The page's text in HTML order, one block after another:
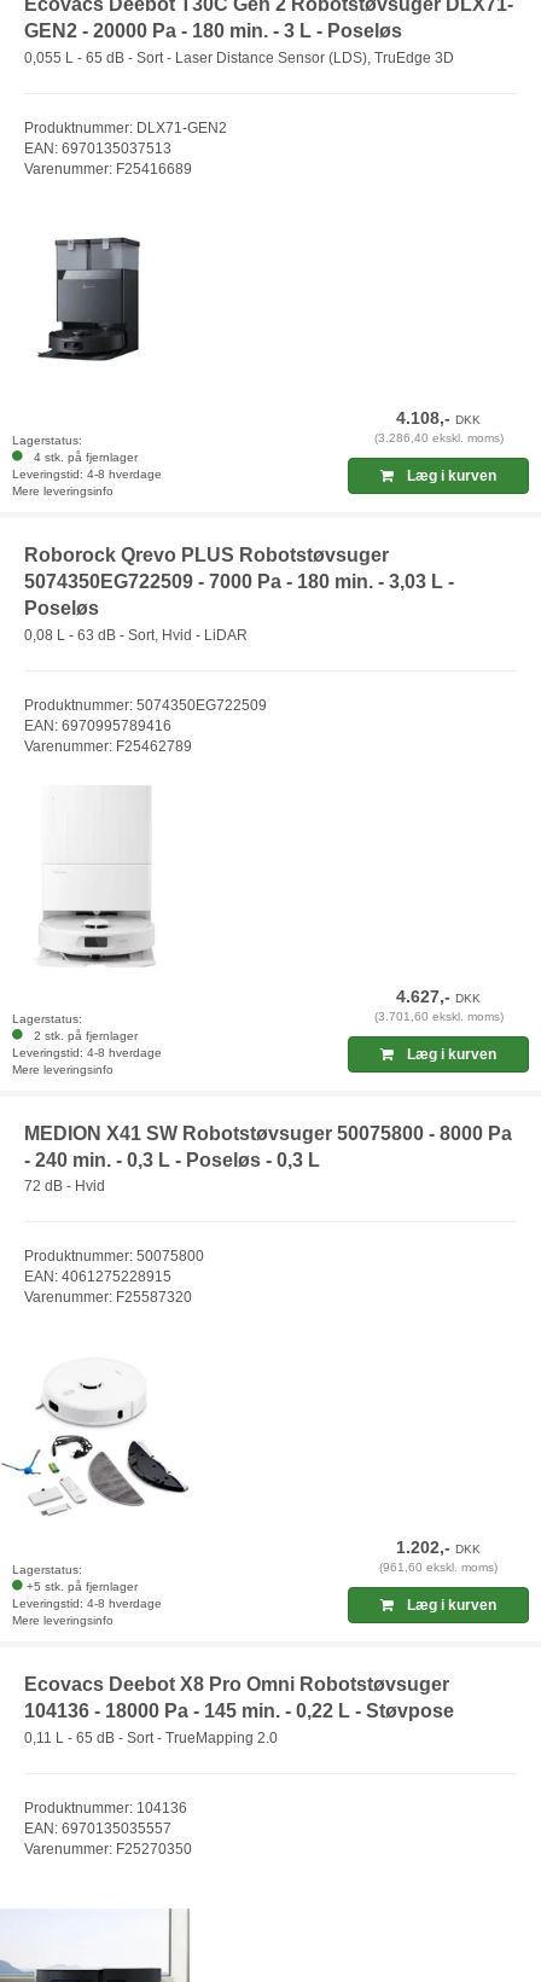
Ecovacs Deebot T30C Gen 2 Robotstøvsuger DLX71-
GEN2 - 20000 Pa - 180 min. - 3 L - Poseløs
0,055 L - 65 dB - Sort - Laser Distance Sensor (LDS), TruEdge 3D
Produktnummer: DLX71-GEN2
EAN: 6970135037513
Varenummer: F25416689
Lagerstatus:
4 stk. på fjernlager
Leveringstid: 4-8 hverdage
Mere leveringsinfo
4.108,-DKK
(3.286,40 ekskl. moms)
Læg i kurven
Roborock Qrevo PLUS Robotstøvsuger
5074350EG722509 - 7000 Pa - 180 min. - 3,03 L -
Poseløs
0,08 L - 63 dB - Sort, Hvid - LiDAR
Produktnummer: 5074350EG722509
EAN: 6970995789416
Varenummer: F25462789
Lagerstatus:
2 stk. på fjernlager
Leveringstid: 4-8 hverdage
Mere leveringsinfo
4.627,-DKK
(3.701,60 ekskl. moms)
Læg i kurven
MEDION X41 SW Robotstøvsuger 50075800 - 8000 Pa
- 240 min. - 0,3 L - Poseløs - 0,3 L
72 dB - Hvid
Produktnummer: 50075800
EAN: 4061275228915
Varenummer: F25587320
Lagerstatus:
+5 stk. på fjernlager
Leveringstid: 4-8 hverdage
Mere leveringsinfo
1.202,-DKK
(961,60 ekskl. moms)
Læg i kurven
Ecovacs Deebot X8 Pro Omni Robotstøvsuger
104136 - 18000 Pa - 145 min. - 0,22 L - Støvpose
0,11 L - 65 dB - Sort - TrueMapping 2.0
Produktnummer: 104136
EAN: 6970135035557
Varenummer: F25270350